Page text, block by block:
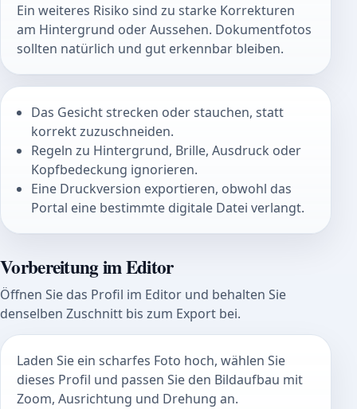
Ein weiteres Risiko sind zu starke Korrekturen
am Hintergrund oder Aussehen. Dokumentfotos
sollten natürlich und gut erkennbar bleiben.
Das Gesicht strecken oder stauchen, statt
korrekt zuzuschneiden.
Regeln zu Hintergrund, Brille, Ausdruck oder
Kopfbedeckung ignorieren.
Eine Druckversion exportieren, obwohl das
Portal eine bestimmte digitale Datei verlangt.
Vorbereitung im Editor
Öffnen Sie das Profil im Editor und behalten Sie
denselben Zuschnitt bis zum Export bei.
Laden Sie ein scharfes Foto hoch, wählen Sie
dieses Profil und passen Sie den Bildaufbau mit
Zoom, Ausrichtung und Drehung an.